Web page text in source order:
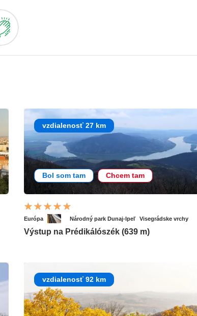
vzdialenosť 27 km
Bol som tam Chcem tam
Európa Národný park Dunaj-Ipeľ Visegrádske vrchy
Výstup na Prédikálószék (639 m)
vzdialenosť 92 km